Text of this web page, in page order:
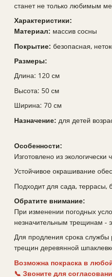
станет не только любимым
Характеристики:
Материал: массив сосны
Покрытие: безопасная,
Размеры:
Длина: 120 см
Высота: 50 см
Ширина: 70 см
Назначение: для детей
Особенности:
Изготовлено из экологически
Устойчивое окрашивание
Подходит для сада, террасы,
Обратите внимание:
При изменении погодных
незначительным трещинам -
Для продления срока службы
трещин деревянной
Возможна покраска в
📞 Звоните для